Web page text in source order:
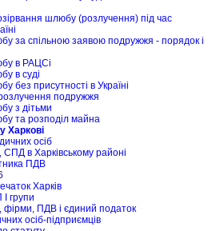
шлюбу (розлучення) під час
за спільною заявою подружжя - порядок і
в РАЦСі
в суді
без присутності в Україні
подружжя
з дітьми
та розподіл майна
Харкові
осіб
СПД в Харківському районі
ПДВ
Харків
I групи
фірми, ПДВ і єдиний податок
осіб-підприємців